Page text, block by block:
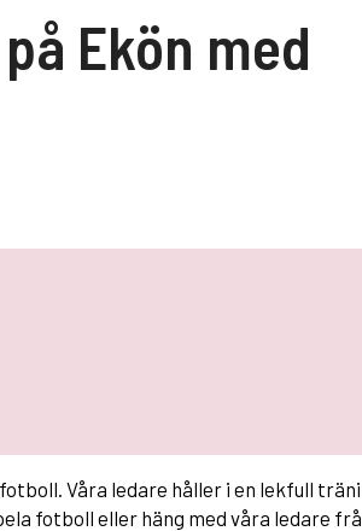
Ekön med
Våra ledare håller i en lekfull
fotboll eller häng med våra ledare